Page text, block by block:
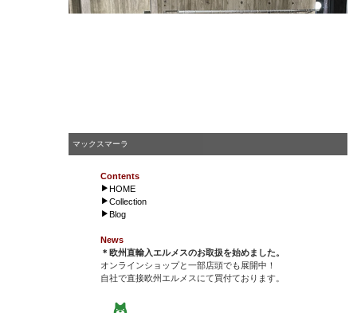
マックスマーラ
Contents
HOME
Collection
Blog
News
＊欧州直輸入エルメスのお取扱を始めました。
オンラインショップと一部店頭でも展開中！
自社で直接欧州エルメスにて買付ております。